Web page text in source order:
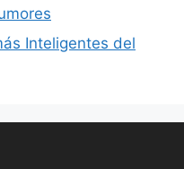
Inteligentes del